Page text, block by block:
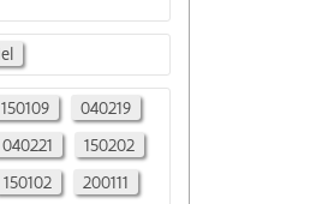
150109
040219
040221
150202
150102
200111